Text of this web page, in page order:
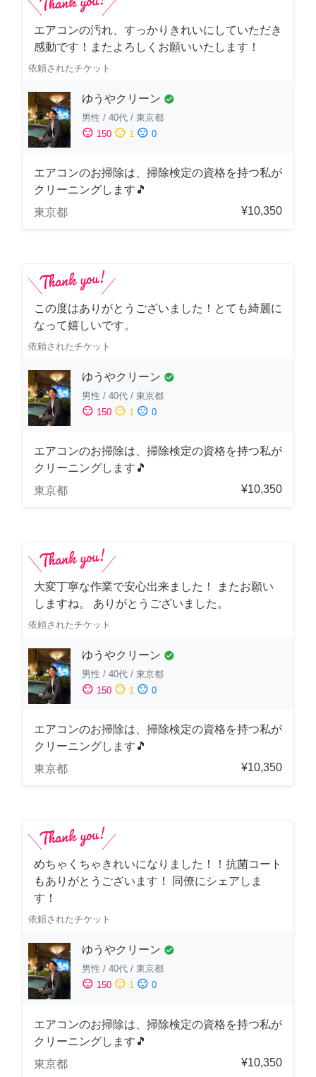
エアコンの汚れ、すっかりきれいにしていただき
感動です！またよろしくお願いいたします！
依頼されたチケット
ゆうやクリーン check_circle
男性 / 40代 / 東京都
sentiment_satisfied 150 sentiment_neutral 1 sentiment_dissatisfied 0
エアコンのお掃除は、掃除検定の資格を持つ私が
クリーニングします🎵
東京都
¥10,350
この度はありがとうございました！とても綺麗に
なって嬉しいです。
依頼されたチケット
ゆうやクリーン check_circle
男性 / 40代 / 東京都
sentiment_satisfied 150 sentiment_neutral 1 sentiment_dissatisfied 0
エアコンのお掃除は、掃除検定の資格を持つ私が
クリーニングします🎵
東京都
¥10,350
大変丁寧な作業で安心出来ました！ またお願い
しますね。 ありがとうございました。
依頼されたチケット
ゆうやクリーン check_circle
男性 / 40代 / 東京都
sentiment_satisfied 150 sentiment_neutral 1 sentiment_dissatisfied 0
エアコンのお掃除は、掃除検定の資格を持つ私が
クリーニングします🎵
東京都
¥10,350
めちゃくちゃきれいになりました！！抗菌コート
もありがとうございます！ 同僚にシェアしま
す！
依頼されたチケット
ゆうやクリーン check_circle
男性 / 40代 / 東京都
sentiment_satisfied 150 sentiment_neutral 1 sentiment_dissatisfied 0
エアコンのお掃除は、掃除検定の資格を持つ私が
クリーニングします🎵
東京都
¥10,350